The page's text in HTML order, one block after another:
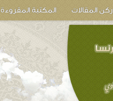
ركن المقالات المكتبة المقروءة